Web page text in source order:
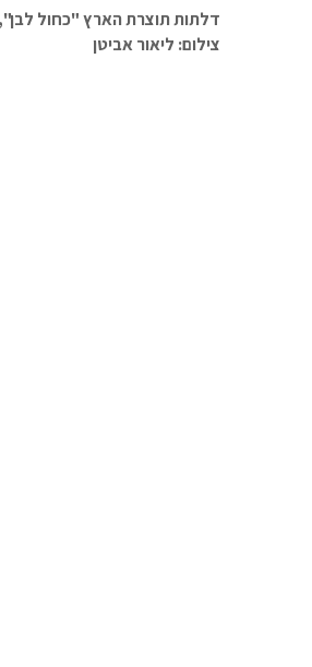
דלתות תוצרת הארץ "כחול לבן",
צילום: ליאור אביטן